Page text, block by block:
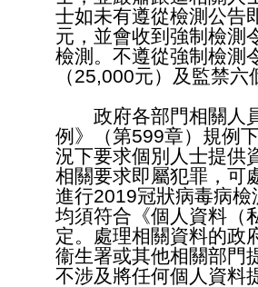
士如未有遵從檢測公告
元，並會收到強制檢測
檢測。不遵從強制檢測
（25,000元）及監禁六
政府各部門相關人員
例》（第599章）規例
況下要求個別人士提供
相關要求即屬犯罪，可
進行2019冠狀病毒病
均須符合《個人資料（
定。處理相關資料的政
衞生署或其他相關部門
不涉及將任何個人資料